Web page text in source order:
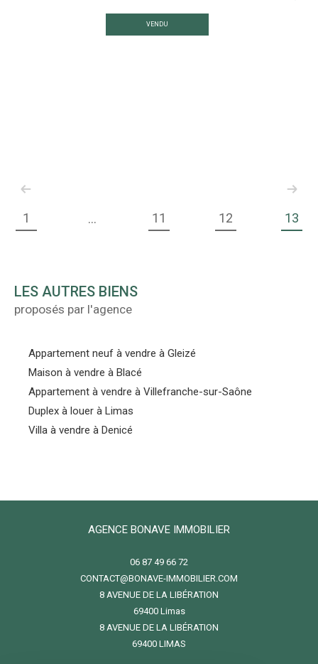
VENDU
1 ... 11 12 13
LES AUTRES BIENS
proposés par l'agence
Appartement neuf à vendre à Gleizé
Maison à vendre à Blacé
Appartement à vendre à Villefranche-sur-Saône
Duplex à louer à Limas
Villa à vendre à Denicé
AGENCE BONAVE IMMOBILIER
06 87 49 66 72
CONTACT@BONAVE-IMMOBILIER.COM
8 AVENUE DE LA LIBÉRATION
69400
limas
8 AVENUE DE LA LIBÉRATION
69400 LIMAS